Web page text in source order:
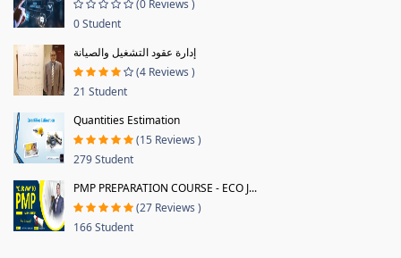
(0 Reviews )
0 Student
إدارة عقود التشغيل والصيانة
(4 Reviews )
21 Student
Quantities Estimation
(15 Reviews )
279 Student
PMP PREPARATION COURSE - ECO J...
(27 Reviews )
166 Student